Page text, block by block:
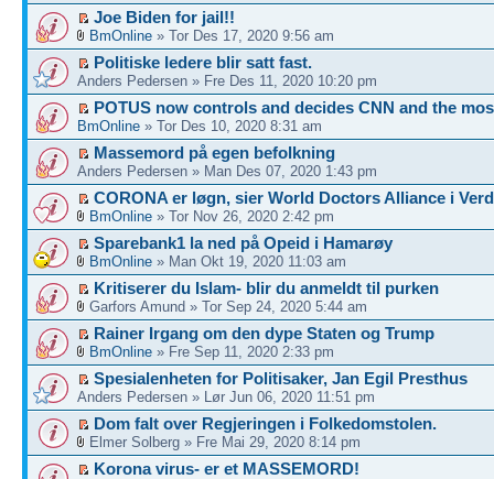
Joe Biden for jail!!
BmOnline » Tor Des 17, 2020 9:56 am
Politiske ledere blir satt fast.
Anders Pedersen » Fre Des 11, 2020 10:20 pm
POTUS now controls and decides CNN and the
BmOnline » Tor Des 10, 2020 8:31 am
Massemord på egen befolkning
Anders Pedersen » Man Des 07, 2020 1:43 pm
CORONA er løgn, sier World Doctors Alliance i
BmOnline » Tor Nov 26, 2020 2:42 pm
Sparebank1 la ned på Opeid i Hamarøy
BmOnline » Man Okt 19, 2020 11:03 am
Kritiserer du Islam- blir du anmeldt til purken
Garfors Amund » Tor Sep 24, 2020 5:44 am
Rainer Irgang om den dype Staten og Trump
BmOnline » Fre Sep 11, 2020 2:33 pm
Spesialenheten for Politisaker, Jan Egil Presthus
Anders Pedersen » Lør Jun 06, 2020 11:51 pm
Dom falt over Regjeringen i Folkedomstolen.
Elmer Solberg » Fre Mai 29, 2020 8:14 pm
Korona virus- er et MASSEMORD!